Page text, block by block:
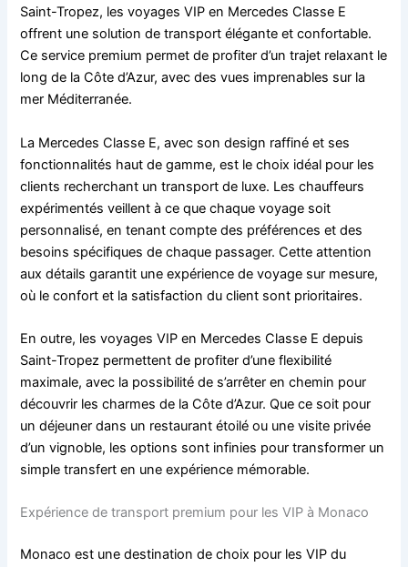
Saint-Tropez, les voyages VIP en Mercedes Classe E
offrent une solution de transport élégante et confortable.
Ce service premium permet de profiter d’un trajet relaxant le
long de la Côte d’Azur, avec des vues imprenables sur la
mer Méditerranée.
La Mercedes Classe E, avec son design raffiné et ses
fonctionnalités haut de gamme, est le choix idéal pour les
clients recherchant un transport de luxe. Les chauffeurs
expérimentés veillent à ce que chaque voyage soit
personnalisé, en tenant compte des préférences et des
besoins spécifiques de chaque passager. Cette attention
aux détails garantit une expérience de voyage sur mesure,
où le confort et la satisfaction du client sont prioritaires.
En outre, les voyages VIP en Mercedes Classe E depuis
Saint-Tropez permettent de profiter d’une flexibilité
maximale, avec la possibilité de s’arrêter en chemin pour
découvrir les charmes de la Côte d’Azur. Que ce soit pour
un déjeuner dans un restaurant étoilé ou une visite privée
d’un vignoble, les options sont infinies pour transformer un
simple transfert en une expérience mémorable.
Expérience de transport premium pour les VIP à Monaco
Monaco est une destination de choix pour les VIP du